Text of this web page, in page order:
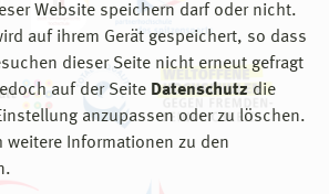
Website speichern darf oder nicht.
auf ihrem Gerät gespeichert, so dass
dieser Seite nicht erneut gefragt
auf der Seite Datenschutz die
anzupassen oder zu löschen.
weitere Informationen zu den